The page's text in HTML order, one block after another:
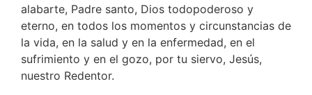
alabarte, Padre santo, Dios todopoderoso y
eterno, en todos los momentos y circunstancias de
la vida, en la salud y en la enfermedad, en el
sufrimiento y en el gozo, por tu siervo, Jesús,
nuestro Redentor.